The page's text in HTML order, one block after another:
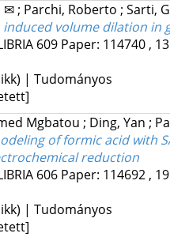
✉; Parchi, Roberto ; Sarti,
volume dilation in
609 Paper: 114740 ,
| Tudományos
Mgbatou ; Ding, Yan ;
of formic acid with
reduction
606 Paper: 114692 ,
| Tudományos